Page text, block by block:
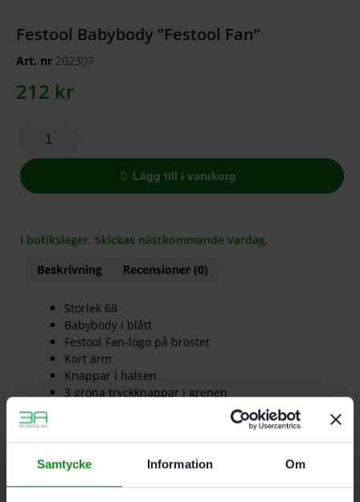
Samtycke Information Om
Festool Babybody ”Festool Fan”
Art. nr 202307
212 kr
Lägg till i varukorg
I butikslager. Skickas nästkommande vardag.
Beskrivning
Recensioner (0)
Storlek 68
Babybody i blått
Festool Fan-logo på bröstet
Kort ärm
Knappar i halsen
3 gröna tryckknappar i grenen
Tillverkade enligt Ökotex-standarden